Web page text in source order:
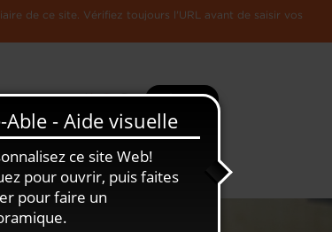
de ce site. Vérifiez toujours l'URL avant de saisir vos
Plus
L'Economie